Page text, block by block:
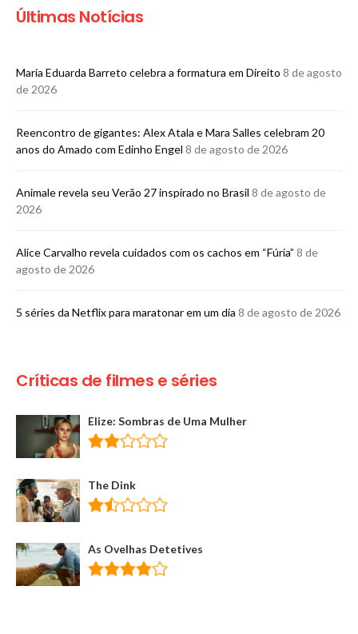
Últimas Notícias
Maria Eduarda Barreto celebra a formatura em Direito 8 de agosto
de 2026
Reencontro de gigantes: Alex Atala e Mara Salles celebram 20
anos do Amado com Edinho Engel 8 de agosto de 2026
Animale revela seu Verão 27 inspirado no Brasil 8 de agosto de
2026
Alice Carvalho revela cuidados com os cachos em “Fúria” 8 de
agosto de 2026
5 séries da Netflix para maratonar em um dia 8 de agosto de 2026
Críticas de filmes e séries
Elize: Sombras de Uma Mulher
The Dink
As Ovelhas Detetives